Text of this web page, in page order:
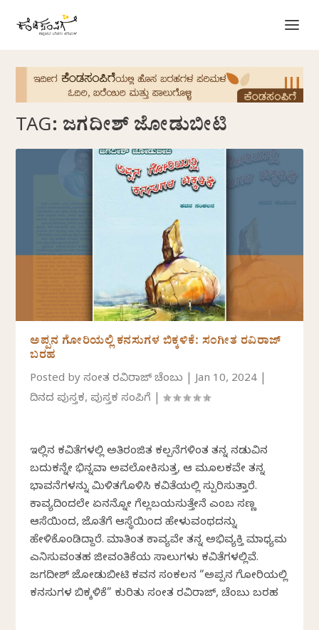
TAG: ಜಗದೀಶ್‌ ಜೋಡುಬೀಟಿ
ಅಪ್ಪನ ಗೋರಿಯಲ್ಲಿ ಕನಸುಗಳ ಬಿಕ್ಕಳಿಕೆ: ಸಂಗೀತ ರವಿರಾಜ್
ಬರಹ
Posted byಸಂಗೀತ ರವಿರಾಜ್‌ ಚೆಂಬು |Jan 10, 2024
ದಿನದ ಪುಸ್ತಕ,ಪುಸ್ತಕ ಸಂಪಿಗೆ |
ಇಲ್ಲಿನ ಕವಿತೆಗಳಲ್ಲಿ ಅತಿರಂಜಿತ ಕಲ್ಪನೆಗಳಿಗಿಂತ ತನ್ನ ನಡುವಿನ
ಬದುಕನ್ನೇ ಭಿನ್ನವಾಗಿ ಅವಲೋಕಿಸುತ್ತ, ಆ ಮೂಲಕವೇ ತನ್ನ
ಭಾವನೆಗಳನ್ನು ಮಿಳಿತಗೊಳಿಸಿ ಕವಿತೆಯಲ್ಲಿ ಸ್ಪುರಿಸುತ್ತಾರೆ.
ಕಾವ್ಯದಿಂದಲೇ ಏನನ್ನೋ ಗೆಲ್ಲಬಯಸುತ್ತೇನೆ ಎಂಬ ಸಣ್ಣ
ಆಸೆಯಿಂದ, ಜೊತೆಗೆ ಆಸ್ಥೆಯಿಂದ ಹೇಳುವಂಥದನ್ನು
ಹೇಳಿಕೊಂಡಿದ್ದಾರೆ. ಮಾತಿಗಿಂತ ಕಾವ್ಯವೇ ತನ್ನ ಅಭಿವ್ಯಕ್ತಿ ಮಾಧ್ಯಮ
ಎನಿಸುವಂತಹ ಜೀವಂತಿಕೆಯ ಸಾಲುಗಳು ಕವಿತೆಗಳಲ್ಲಿವೆ.
ಜಗದೀಶ್‌ ಜೋಡುಬೀಟಿ ಕವನ ಸಂಕಲನ “ಅಪ್ಪನ ಗೋರಿಯಲ್ಲಿ
ಕನಸುಗಳ ಬಿಕ್ಕಳಿಕೆ” ಕುರಿತು ಸಂಗೀತ ರವಿರಾಜ್‌, ಚೆಂಬು ಬರಹ